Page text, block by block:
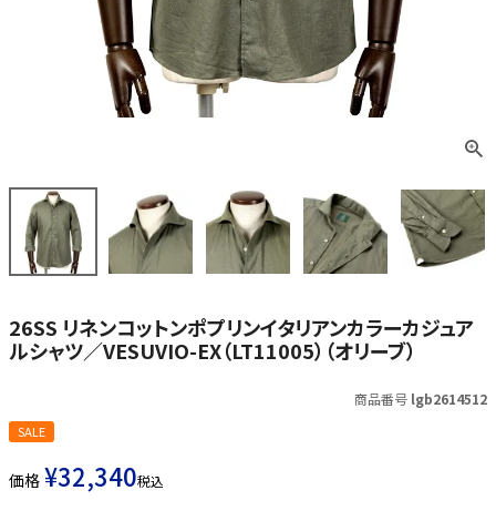
26SS リネンコットンポプリンイタリアンカラーカジュア
ルシャツ／VESUVIO-EX（LT11005）（オリーブ）
商品番号 lgb2614512
SALE
価格 ¥32,340税込